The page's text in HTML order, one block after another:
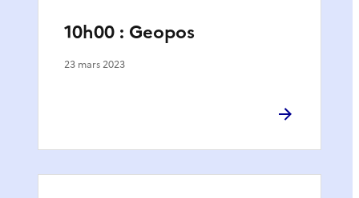
10h00 : Geopos
23 mars 2023